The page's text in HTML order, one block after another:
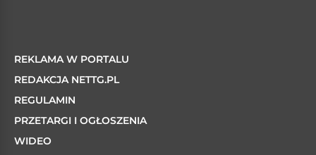
REKLAMA W PORTALU
REDAKCJA NETTG.PL
REGULAMIN
PRZETARGI I OGŁOSZENIA
WIDEO